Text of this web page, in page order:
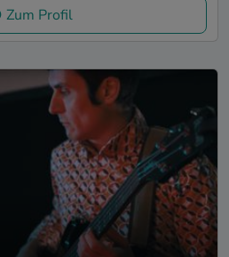
Zum Profil